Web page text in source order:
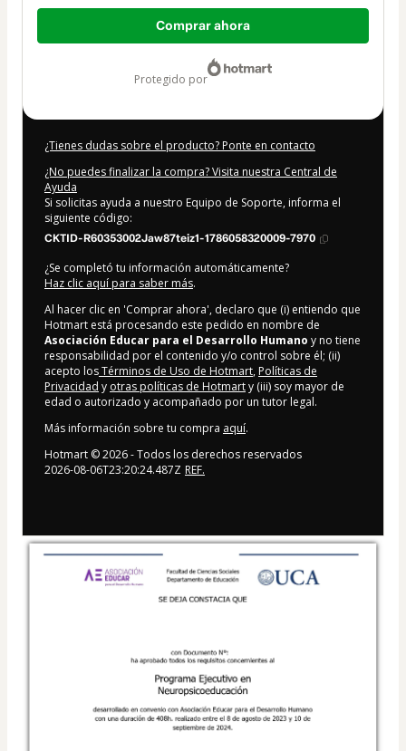
Total
Comprar ahora
protegido por
¿Tienes dudas sobre el producto? Ponte en contacto
¿No puedes finalizar la compra? Visita nuestra Central de
Ayuda
Si solicitas ayuda a nuestro Equipo de Soporte, informa el
siguiente código:
CKTID-R60353002Jaw87teiz1-1786058320009-7970
¿Se completó tu información automáticamente?
Haz clic aquí para saber más.
Al hacer clic en 'Comprar ahora', declaro que (i) entiendo que
Hotmart está procesando este pedido en nombre de
Asociación Educar para el Desarrollo Humano y no tiene
responsabilidad por el contenido y/o control sobre él; (ii)
acepto losTérminos de Uso de Hotmart, Políticas de
Privacidad y otras políticas de Hotmarty (iii) soy mayor de
edad o autorizado y acompañado por un tutor legal.
Más información sobre tu compra aquí.
Hotmart ©2026- Todos los derechos reservados
2026-08-06T23:20:24.487Z REF.